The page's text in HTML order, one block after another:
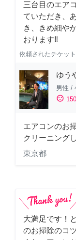
三台目のエア
ていただき、
き、きめ細や
おります‼️
依頼されたチケット
ゆう
男性 /
sentiment_satisfied 150
エアコンのお
クリーニング
東京都
大満足です！
のお掃除のコ